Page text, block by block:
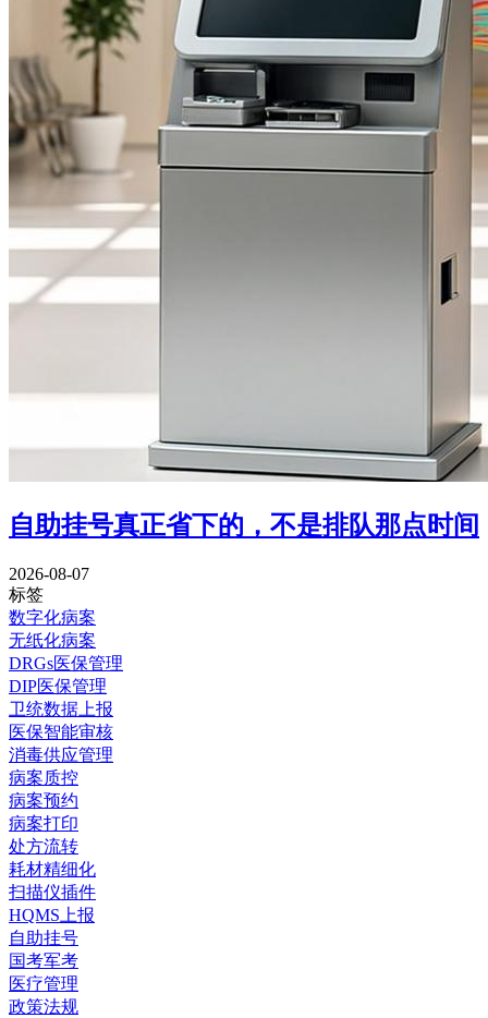
自助挂号真正省下的，不是排队那点时间
2026-08-07
标签
数字化病案
无纸化病案
DRGs医保管理
DIP医保管理
卫统数据上报
医保智能审核
消毒供应管理
病案质控
病案预约
病案打印
处方流转
耗材精细化
扫描仪插件
HQMS上报
自助挂号
国考军考
医疗管理
政策法规